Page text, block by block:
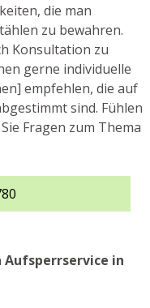
die man
zu bewahren.
Konsultation zu
gerne individuelle
empfehlen, die auf
sind. Fühlen
Fragen zum Thema
in